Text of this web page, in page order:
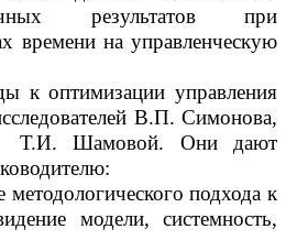
результатов при
времени на управленческую
к оптимизации управления
В.П. Симонова,
Т.И. Шамовой. Они дают
подхода к
модели, системность,